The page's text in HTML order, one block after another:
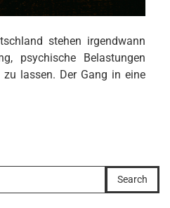
stehen irgendwann
psychische Belastungen
lassen. Der Gang in eine